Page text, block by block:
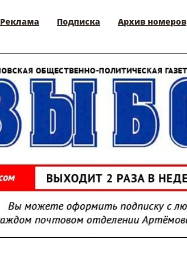
Реклама Подписка Архив номеров